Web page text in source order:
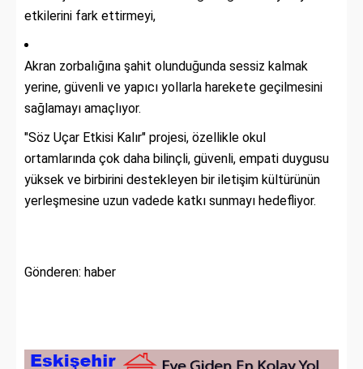
etkilerini fark ettirmeyi,
Akran zorbalığına şahit olunduğunda sessiz kalmak
yerine, güvenli ve yapıcı yollarla harekete geçilmesini
sağlamayı amaçlıyor.
"Söz Uçar Etkisi Kalır" projesi, özellikle okul
ortamlarında çok daha bilinçli, güvenli, empati duygusu
yüksek ve birbirini destekleyen bir iletişim kültürünün
yerleşmesine uzun vadede katkı sunmayı hedefliyor.
Gönderen: haber